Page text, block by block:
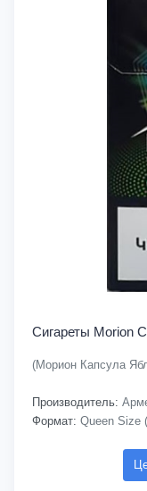
Сигареты Morion
(Морион Капсула
Производитель:
Формат: Queen Size